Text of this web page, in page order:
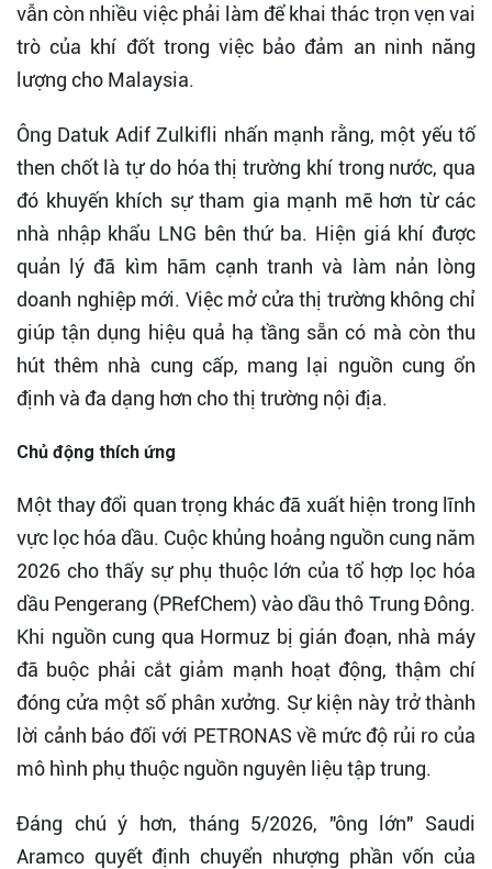
vẫn còn nhiều việc phải làm để khai thác trọn vẹn vai
trò của khí đốt trong việc bảo đảm an ninh năng
lượng cho Malaysia.
Ông Datuk Adif Zulkifli nhấn mạnh rằng, một yếu tố
then chốt là tự do hóa thị trường khí trong nước, qua
đó khuyến khích sự tham gia mạnh mẽ hơn từ các
nhà nhập khẩu LNG bên thứ ba. Hiện giá khí được
quản lý đã kìm hãm cạnh tranh và làm nản lòng
doanh nghiệp mới. Việc mở cửa thị trường không chỉ
giúp tận dụng hiệu quả hạ tầng sẵn có mà còn thu
hút thêm nhà cung cấp, mang lại nguồn cung ổn
định và đa dạng hơn cho thị trường nội địa.
Chủ động thích ứng
Một thay đổi quan trọng khác đã xuất hiện trong lĩnh
vực lọc hóa dầu. Cuộc khủng hoảng nguồn cung năm
2026 cho thấy sự phụ thuộc lớn của tổ hợp lọc hóa
dầu Pengerang (PRefChem) vào dầu thô Trung Đông.
Khi nguồn cung qua Hormuz bị gián đoạn, nhà máy
đã buộc phải cắt giảm mạnh hoạt động, thậm chí
đóng cửa một số phân xưởng. Sự kiện này trở thành
lời cảnh báo đối với PETRONAS về mức độ rủi ro của
mô hình phụ thuộc nguồn nguyên liệu tập trung.
Đáng chú ý hơn, tháng 5/2026, "ông lớn" Saudi
Aramco quyết định chuyển nhượng phần vốn của